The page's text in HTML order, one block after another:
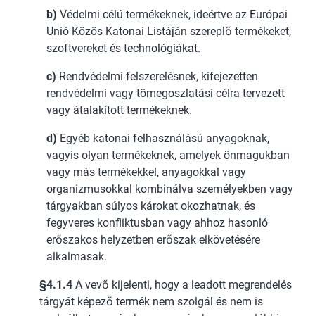
b) Védelmi célú termékeknek, ideértve az Európai
Unió Közös Katonai Listáján szereplő termékeket,
szoftvereket és technológiákat.
c) Rendvédelmi felszerelésnek, kifejezetten
rendvédelmi vagy tömegoszlatási célra tervezett
vagy átalakított termékeknek.
d) Egyéb katonai felhasználású anyagoknak,
vagyis olyan termékeknek, amelyek önmagukban
vagy más termékekkel, anyagokkal vagy
organizmusokkal kombinálva személyekben vagy
tárgyakban súlyos károkat okozhatnak, és
fegyveres konfliktusban vagy ahhoz hasonló
erőszakos helyzetben erőszak elkövetésére
alkalmasak.
§4.1.4 A vevő kijelenti, hogy a leadott megrendelés
tárgyát képező termék nem szolgál és nem is